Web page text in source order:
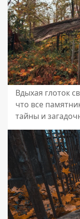
Вдыхая глоток
что все
тайны и